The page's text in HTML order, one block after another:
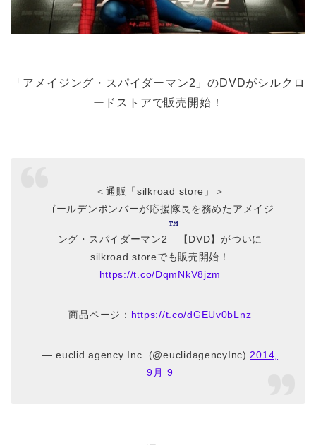
「アメイジング・スパイダーマン2」のDVDがシルクロ
ードストアで販売開始！
＜通販「silkroad store」＞
ゴールデンボンバーが応援隊長を務めたアメイジ
ング・スパイダーマン2
【DVD】がついに
silkroad storeでも販売開始！
https://t.co/DqmNkV8jzm
商品ページ： https://t.co/dGEUv0bLnz
— euclid agency Inc. (@euclidagencyInc) 2014,
9月 9